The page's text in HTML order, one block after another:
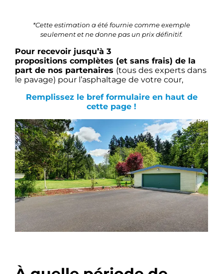
*Cette estimation a été fournie comme exemple
seulement et ne donne pas un prix définitif.
Pour recevoir jusqu’à 3
propositions complètes (et sans frais) de la
part de nos partenaires (tous des experts dans
le pavage) pour l’asphaltage de votre cour,
Remplissez le bref formulaire en haut de
cette page !